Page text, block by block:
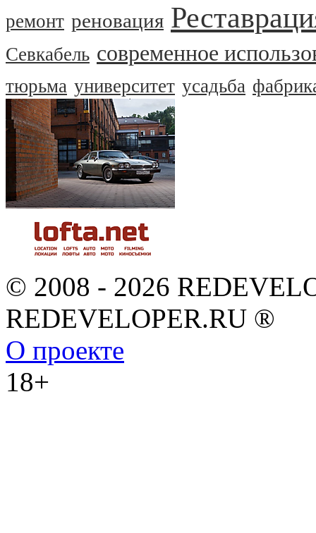
ремонт реновация
Севкабель современное
тюрьма университет усадьба
© 2008 - 2026
REDEVELOPER.RU ®
О проекте
18+